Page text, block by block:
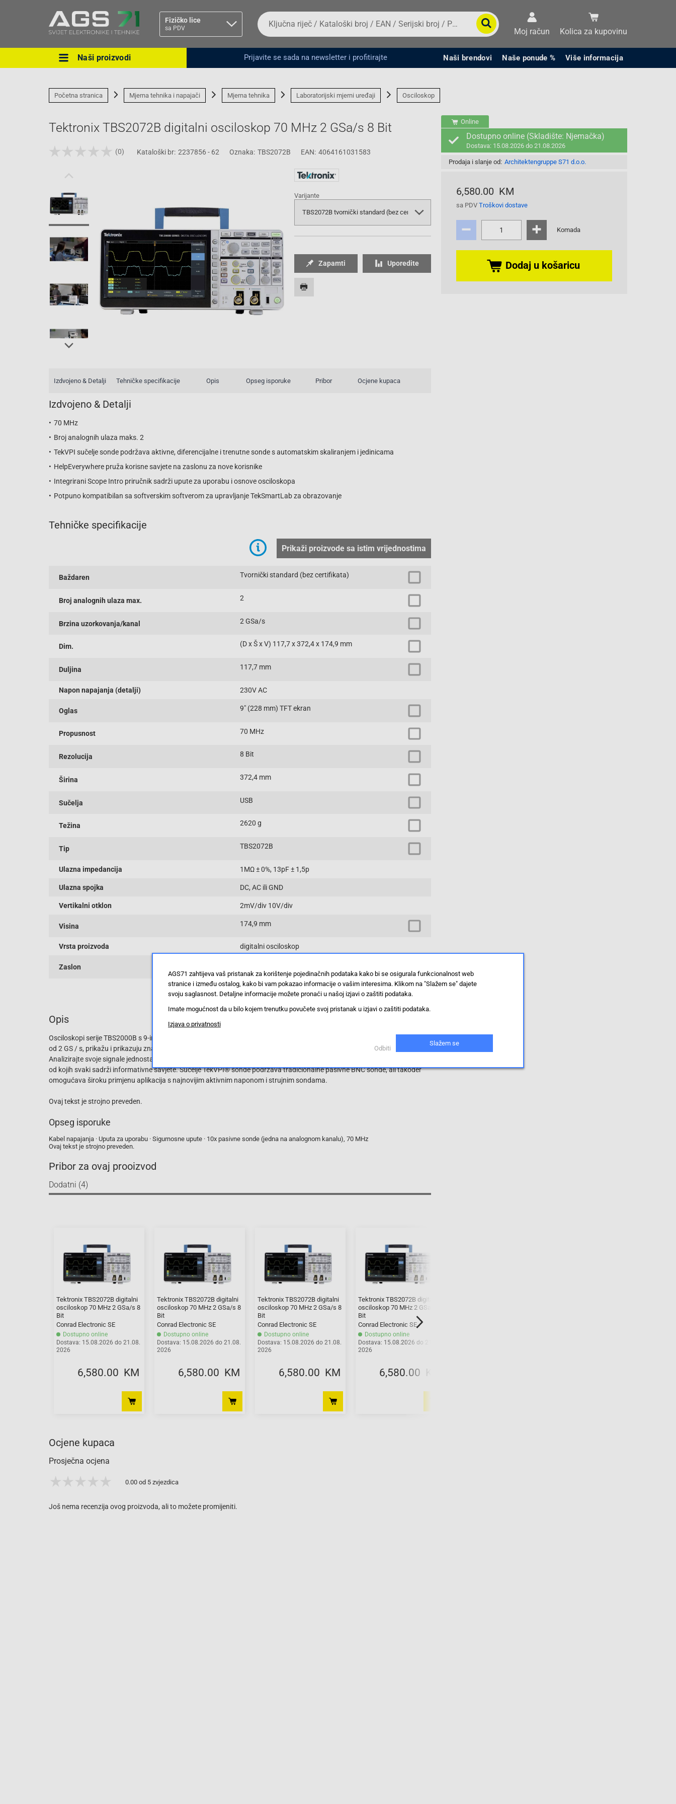
Fizičko lice
sa PDV
Ova postavka prilagođava asortiman proizvoda i
Pravno lice Fizičko lice
Da
biste
potražili
proizvod,
unesite
broj,
EAN
serijski
broj
Moj račun Kolica za kupovinu
Naši proizvodi Prijavite se sada na newsletter i profitirajte Naši brendovi Naše ponude % Više informacija
Početna stranica Mjerna tehnika i napajači Mjerna tehnika Laboratorijski mjerni uređaji Osciloskop
Tektronix TBS2072B digitalni osciloskop 70 MHz 2 GSa/s 8 Bit
(0) Kataloški br: 2237856 - 62 Oznaka: TBS2072B EAN: 4064161031583
Online
Dostupno online (Skladište: Njemačka)
Dostava: 15.08.2026 do 21.08.2026
Prodaja i slanje od: Architektengruppe S71 d.o.o.
6,580.00 KM
sa PDV Troškovi dostave
Komada
Dodaj u košaricu
Varijante
Zapamti Uporedite
Izdvojeno & Detalji Tehničke specifikacije Opis Opseg isporuke Pribor Ocjene kupaca
Izdvojeno & Detalji
70 MHz
Broj analognih ulaza maks. 2
TekVPI sučelje sonde podržava aktivne, diferencijalne i trenutne sonde s automatskim skaliranjem i jedinicama
HelpEverywhere pruža korisne savjete na zaslonu za nove korisnike
Integrirani Scope Intro priručnik sadrži upute za uporabu i osnove osciloskopa
Potpuno kompatibilan sa softverskim softverom za upravljanje TekSmartLab za obrazovanje
Tehničke specifikacije
Prikaži proizvode sa istim vrijednostima
Baždaren Tvornički standard (bez certifikata)
Broj analognih ulaza max. 2
Brzina uzorkovanja/kanal 2 GSa/s
Dim. (D x Š x V) 117,7 x 372,4 x 174,9 mm
Duljina 117,7 mm
Napon napajanja (detalji) 230V AC
Oglas 9" (228 mm) TFT ekran
Propusnost 70 MHz
Rezolucija 8 Bit
Širina 372,4 mm
Sučelja USB
Težina 2620 g
Tip TBS2072B
Ulazna impedancija 1MΩ ± 0%, 13pF ± 1,5p
Ulazna spojka DC, AC ili GND
Vertikalni otklon 2mV/div 10V/div
Visina 174,9 mm
Vrsta proizvoda digitalni osciloskop
Zaslon
Prikaži proizvode sa istim vrijednostima
Opis
Osciloskopi serije TBS2000B s 9-inčnim WVGA zaslonom, rekordnom duljinom od 5 milijuna bodova i brzinom uzorkovanja
od 2 GS / s, prikažu i prikazuju znatno više signala koji će vam pomoći u uklanjanju pogrešaka i potvrđivanju dizajna.
Analizirajte svoje signale jednostavno i sigurno s novim prikazima pokazivača na valnom obliku i 32 automatska mjerenja,
od kojih svaki sadrži informativne savjete. Sučelje TekVPI® sonde podržava tradicionalne pasivne BNC sonde, ali također
omogućava široku primjenu aplikacija s najnovijim aktivnim naponom i strujnim sondama.
Ovaj tekst je strojno preveden.
Opseg isporuke
Kabel napajanja · Uputa za uporabu · Sigurnosne upute · 10x pasivne sonde (jedna na analognom kanalu), 70 MHz
Ovaj tekst je strojno preveden.
Pribor za ovaj prooizvod
Dodatni (4)
Tektronix TBS2072B digitalni
osciloskop 70 MHz 2 GSa/s 8
Bit
Conrad Electronic SE
Dostupno online
Dostava: 15.08.2026 do 21.08.
2026
6,580.00 KM
Tektronix TBS2072B digitalni
osciloskop 70 MHz 2 GSa/s 8
Bit
Conrad Electronic SE
Dostupno online
Dostava: 15.08.2026 do 21.08.
2026
6,580.00 KM
Tektronix TBS2072B digitalni
osciloskop 70 MHz 2 GSa/s 8
Bit
Conrad Electronic SE
Dostupno online
Dostava: 15.08.2026 do 21.08.
2026
6,580.00 KM
Tektronix TBS2072B digitalni
osciloskop 70 MHz 2 GSa/s 8
Bit
Conrad Electronic SE
Dostupno online
Dostava: 15.08.2026 do 21.08.
2026
6,580.00 KM
Ocjene kupaca
Prosječna ocjena
0.00 od 5 zvjezdica
Još nema recenzija ovog proizvoda, ali to možete promijeniti.
AGS71 zahtijeva vaš pristanak za korištenje pojedinačnih podataka kako bi se osigurala funkcionalnost web
stranice i između ostalog, kako bi vam pokazao informacije o vašim interesima. Klikom na "Slažem se" dajete
svoju saglasnost. Detaljne informacije možete pronaći u našoj izjavi o zaštiti podataka.
Imate mogućnost da u bilo kojem trenutku povučete svoj pristanak u izjavi o zaštiti podataka.
Izjava o privatnosti
Odbiti
Slažem se